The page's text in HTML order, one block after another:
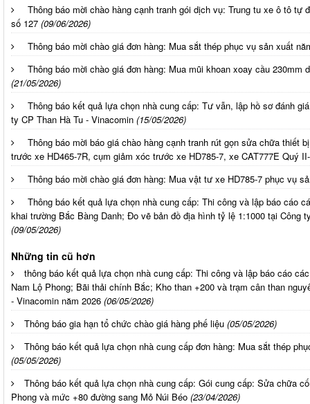
Thông báo mời chào hàng cạnh tranh gói dịch vụ: Trung tu xe ô tô tự
số 127 (09/06/2026)
Thông báo mời chào giá đơn hàng: Mua sắt thép phục vụ sản xuất
Thông báo mời chào giá đơn hàng: Mua mũi khoan xoay cầu 230mm
(21/05/2026)
Thông báo kết quả lựa chọn nhà cung cấp: Tư vẫn, lập hồ sơ đánh
ty CP Than Hà Tu - Vinacomin (15/05/2026)
Thông báo mời báo giá chào hàng cạnh tranh rút gọn sửa chữa thiết
trước xe HD465-7R, cụm giảm xóc trước xe HD785-7, xe CAT777E Quý
Thông báo mời chào giá đơn hàng: Mua vật tư xe HD785-7 phục vụ
Thông báo kết quả lựa chọn nhà cung cấp: Thi công và lập báo cáo
khai trường Bắc Bàng Danh; Đo vẽ bản đồ địa hình tỷ lệ 1:1000 tại Công
(09/05/2026)
Những tin cũ hơn
thông báo kết quả lựa chọn nhà cung cấp: Thi công và lập báo cáo
Nam Lộ Phong; Bãi thải chính Bắc; Kho than +200 và trạm cân than
- Vinacomin năm 2026 (06/05/2026)
Thông báo gia hạn tổ chức chào giá hàng phế liệu (05/05/2026)
Thông báo kết quả lựa chọn nhà cung cấp đơn hàng: Mua sắt thép
(05/05/2026)
Thông báo kết quả lựa chọn nhà cung cấp: Gói cung cấp: Sửa chữa
Phong và mức +80 đường sang Mỏ Núi Béo (23/04/2026)